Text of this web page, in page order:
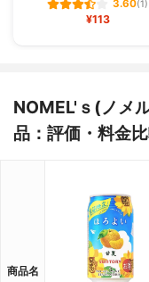
3.60(1)
¥113
NOMEL'ｓ(ノメ
品：評価・料金
商品名